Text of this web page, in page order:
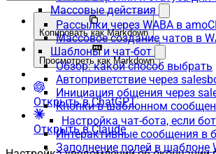
Массовые действия
Рассылки через WABA в
Массовое создание чатов в
Шаблоны и чат-бот
Обзор: какой способ выбрать
Автоприветствие через
Инициация общения через
Кнопки в шаблонном
Настройка чат-бота, если
Интерактивные сообщения в
Заполнение полей в шаблоне
Копировать как Markdown
Просмотреть как Markdown
Открыть в ChatGPT
Открыть в Claude